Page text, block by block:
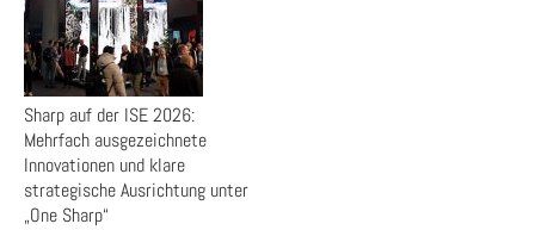
Sharp auf der ISE 2026:
Mehrfach ausgezeichnete
Innovationen und klare
strategische Ausrichtung unter
„One Sharp“